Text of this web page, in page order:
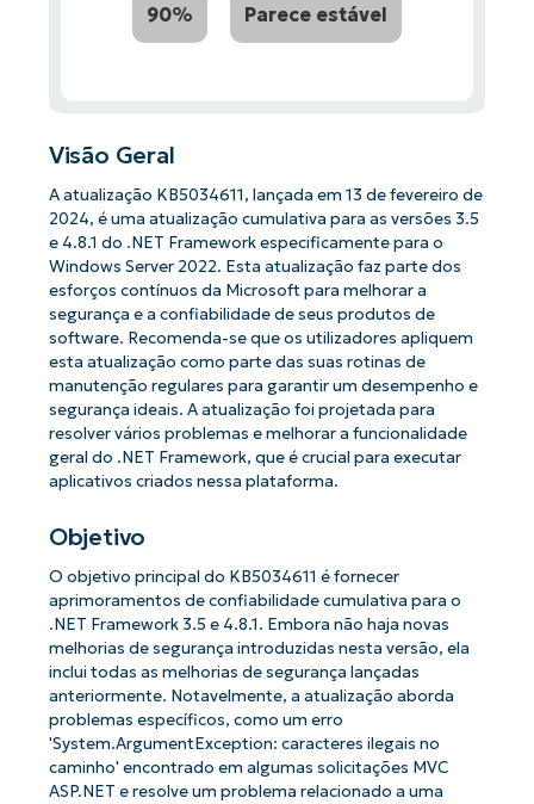
90% Parece estável
Visão Geral
A atualização KB5034611, lançada em 13 de fevereiro de
2024, é uma atualização cumulativa para as versões 3.5
e 4.8.1 do .NET Framework especificamente para o
Windows Server 2022. Esta atualização faz parte dos
esforços contínuos da Microsoft para melhorar a
segurança e a confiabilidade de seus produtos de
software. Recomenda-se que os utilizadores apliquem
esta atualização como parte das suas rotinas de
manutenção regulares para garantir um desempenho e
segurança ideais. A atualização foi projetada para
resolver vários problemas e melhorar a funcionalidade
geral do .NET Framework, que é crucial para executar
aplicativos criados nessa plataforma.
Objetivo
O objetivo principal do KB5034611 é fornecer
aprimoramentos de confiabilidade cumulativa para o
.NET Framework 3.5 e 4.8.1. Embora não haja novas
melhorias de segurança introduzidas nesta versão, ela
inclui todas as melhorias de segurança lançadas
anteriormente. Notavelmente, a atualização aborda
problemas específicos, como um erro
'System.ArgumentException: caracteres ilegais no
caminho' encontrado em algumas solicitações MVC
ASP.NET e resolve um problema relacionado a uma